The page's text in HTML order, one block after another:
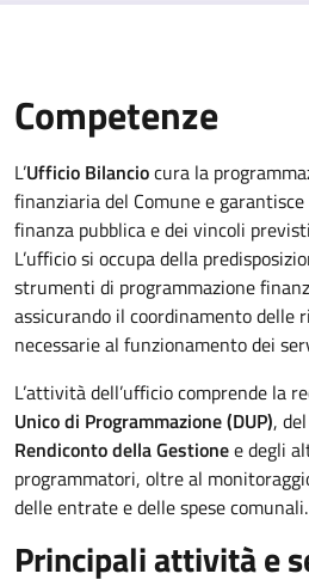
Competenze
L’Ufficio Bilanciocura la
finanziaria del Comune e
finanza pubblica e dei vincoli
L’ufficio si occupa della
strumenti di programmazione
assicurando il coordinamento delle
necessarie al funzionamento dei
L’attività dell’ufficio comprende la
Unico di Programmazione (DUP), del
Rendiconto della Gestionee degli
programmatori, oltre al
delle entrate e delle spese comunali.
Principali attività e